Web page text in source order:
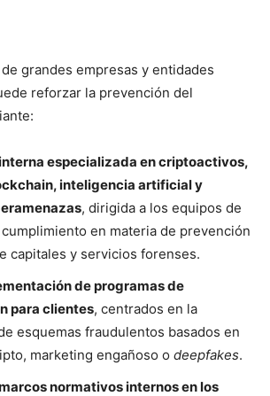
grandes empresas y entidades
reforzar la prevención del
especializada en criptoactivos,
inteligencia artificial y
, dirigida a los equipos de
en materia de prevención
capitales y servicios forenses.
de programas de
para clientes, centrados en la
esquemas fraudulentos basados en
marketing engañoso o deepfakes.
normativos internos en los